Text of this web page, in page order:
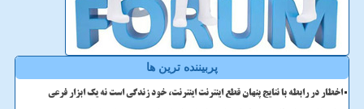
پربیننده ترین ها
اخطار در رابطه با نتایج پنهان قطع اینترنت اینترنت، خود زندگی است نه یک ابزار فرعی